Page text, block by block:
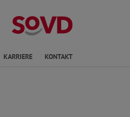
KARRIERE KONTAKT